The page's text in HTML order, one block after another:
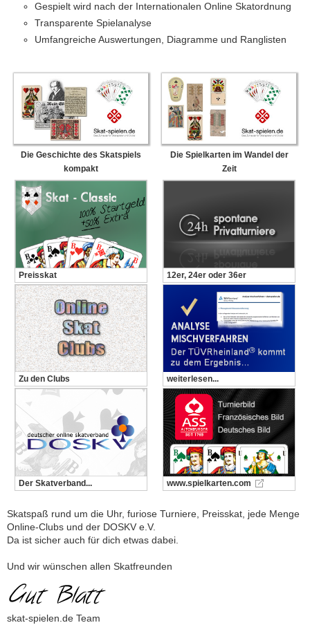
Gespielt wird nach der Internationalen Online Skatordnung
Transparente Spielanalyse
Umfangreiche Auswertungen, Diagramme und Ranglisten
Die Geschichte des Skatspiels
kompakt
Die Spielkarten im Wandel der
Zeit
Preisskat 12er, 24er oder 36er
Zu den Clubs weiterlesen...
Der Skatverband... www.spielkarten.com
Skatspaß rund um die Uhr, furiose Turniere, Preisskat, jede Menge
Online-Clubs und der DOSKV e.V.
Da ist sicher auch für dich etwas dabei.
Und wir wünschen allen Skatfreunden
skat-spielen.de Team